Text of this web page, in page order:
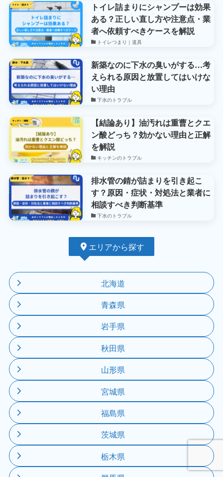
トイレ詰まりにシャンプーは効果
ある？正しい直し方や注意点・業
者へ依頼すべきケースを解説
トイレつまり｜道具
新築なのに下水の臭いがする…考
えられる原因と放置してはいけな
い理由
下水のトラブル
【結論あり】油汚れは重曹とクエ
ン酸どっち？効かない理由と正解
を解説
キッチンのトラブル
排水管の錆が詰まりを引き起こ
す？原因・症状・対処法と業者に
相談すべき判断基準
下水のトラブル
エリアから探す
北海道
青森県
岩手県
秋田県
山形県
宮城県
福島県
茨城県
栃木県